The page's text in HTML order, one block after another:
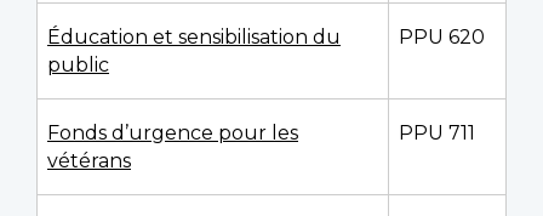
Éducation et sensibilisation du
public
PPU 620
Fonds d’urgence pour les
vétérans
PPU 711